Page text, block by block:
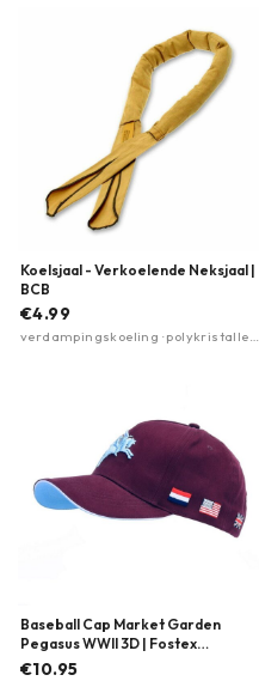
Koelsjaal - Verkoelende Neksjaal |
BCB
€4.99
verdampingskoeling · polykristallen
Baseball Cap Market Garden
Pegasus WWII 3D | Fostex
Garments
€10.95